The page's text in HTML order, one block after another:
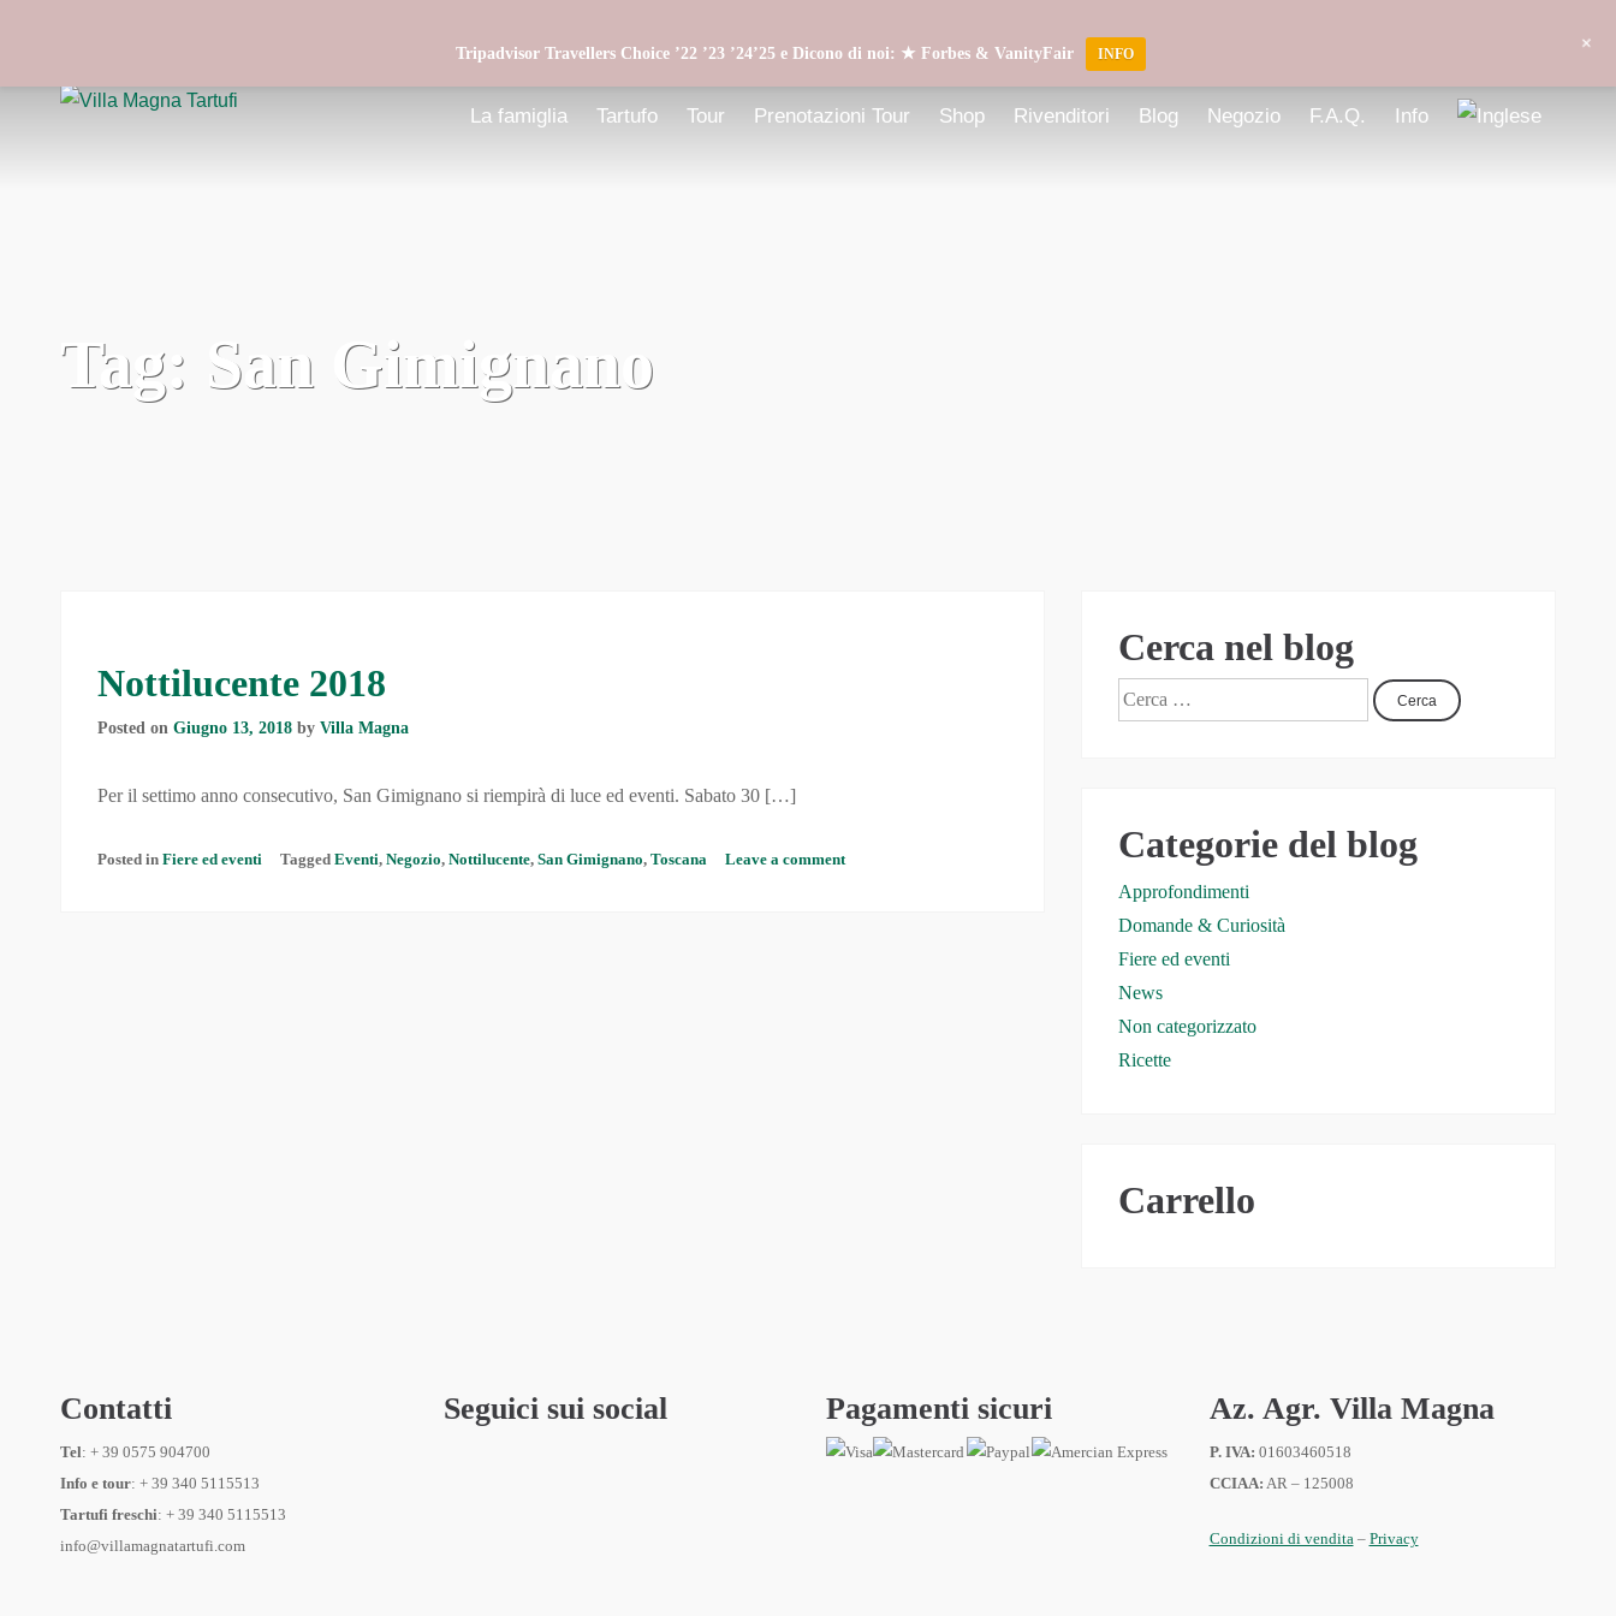
La famiglia Tartufo Tour Prenotazioni Tour Shop Rivenditori Blog Negozio F.A.Q. Info
Tag: San Gimignano
Nottilucente 2018
Posted on Giugno 13, 2018 by Villa Magna
Per il settimo anno consecutivo, San Gimignano si riempirà di luce ed eventi. Sabato 30 […]
Posted in Fiere ed eventi Tagged Eventi, Negozio, Nottilucente, San Gimignano, Toscana Leave a comment
Cerca nel blog
Categorie del blog
Approfondimenti
Domande & Curiosità
Fiere ed eventi
News
Non categorizzato
Ricette
Carrello
Contatti
Tel: + 39 0575 904700
Info e tour: + 39 340 5115513
Tartufi freschi: + 39 340 5115513
info@villamagnatartufi.com
Seguici sui social Pagamenti sicuri Az. Agr. Villa Magna
P. IVA: 01603460518
CCIAA: AR – 125008
Condizioni di vendita – Privacy
Tripadvisor Travellers Choice ’22 ’23 ’24’25 e Dicono di noi: ★ Forbes & VanityFair INFO +